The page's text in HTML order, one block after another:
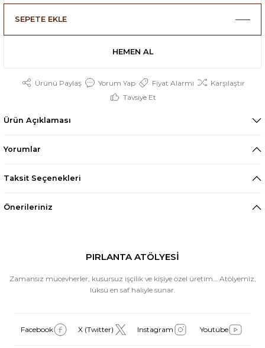
SEPETE EKLE
HEMEN AL
Ürünü Paylaş Yorum Yap Fiyat Alarmı
Karşılaştır
Tavsiye Et
Ürün Açıklaması
Yorumlar
Taksit Seçenekleri
Önerileriniz
PIRLANTA ATÖLYESİ
Zamansız mücevherler, kusursuz işçilik ve kişiye özel üretim… Atölyemiz,
lüksü en saf haliyle sunar.
Facebook X (Twitter) Instagram Youtube